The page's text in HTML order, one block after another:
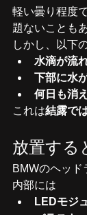
軽い曇り程度
題ないことも
しかし、以下
水滴が流
下部に水
何日も消
これは結露で
放置する
BMWのヘッド
内部には
LEDモジ